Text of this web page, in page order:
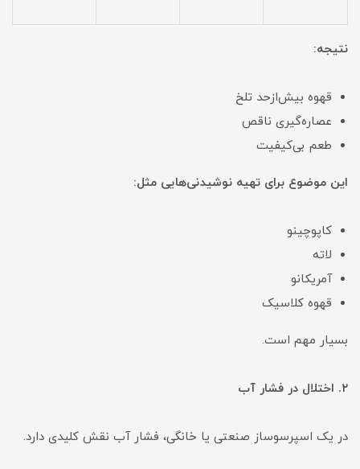
نتیجه:
قهوه بیش‌ازحد تلخ
عصاره‌گیری ناقص
طعم بی‌کیفیت
این موضوع برای تهیه نوشیدنی‌هایی مثل:
کاپوچینو
لاته
آمریکانو
قهوه کلاسیک
بسیار مهم است.
۲. اختلال در فشار آب
در یک اسپرسوساز صنعتی یا خانگی، فشار آب نقش کلیدی دارد.